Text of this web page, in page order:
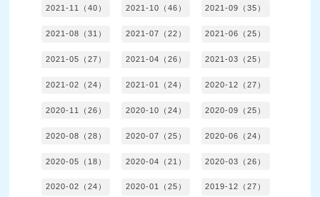
2021-11（40） 2021-10（46） 2021-09（35）
2021-08（31） 2021-07（22） 2021-06（25）
2021-05（27） 2021-04（26） 2021-03（25）
2021-02（24） 2021-01（24） 2020-12（27）
2020-11（26） 2020-10（24） 2020-09（25）
2020-08（28） 2020-07（25） 2020-06（24）
2020-05（18） 2020-04（21） 2020-03（26）
2020-02（24） 2020-01（25） 2019-12（27）